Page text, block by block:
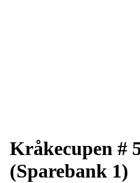
Kråkecupen #
(Sparebank 1)